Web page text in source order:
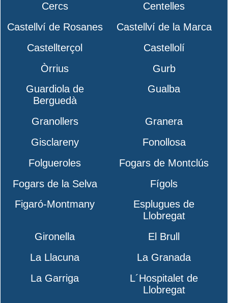
Cercs
Centelles
Castellví de Rosanes
Castellví de la Marca
Castellterçol
Castellolí
Òrrius
Gurb
Guardiola de
Berguedà
Gualba
Granollers
Granera
Gisclareny
Fonollosa
Folgueroles
Fogars de Montclús
Fogars de la Selva
Fígols
Figaró-Montmany
Esplugues de
Llobregat
Gironella
El Brull
La Llacuna
La Granada
La Garriga
L´Hospitalet de
Llobregat